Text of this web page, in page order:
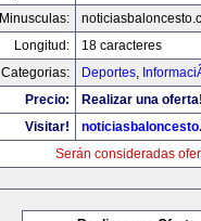
Minusculas:
Longitud:
18 caracteres
Categorias:
Deportes,
Precio:
Realizar una
Visitar!
Serán consideradas